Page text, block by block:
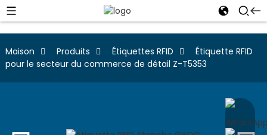
Maison Produits Étiquettes RFID
Étiquette RFID
pour le secteur du commerce de détail Z-T5353